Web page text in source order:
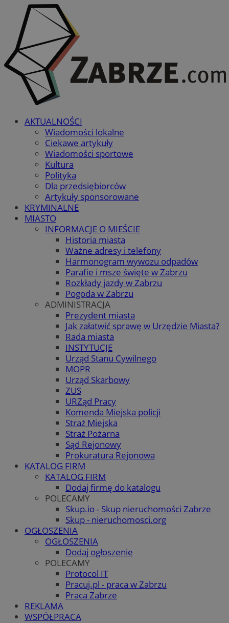
AKTUALNOŚCI
Wiadomości lokalne
Ciekawe artykuły
Wiadomości sportowe
Kultura
Polityka
Dla przedsiębiorców
Artykuły sponsorowane
KRYMINALNE
MIASTO
INFORMACJE O MIEŚCIE
Historia miasta
Ważne adresy i telefony
Harmonogram wywozu odpadów
Parafie i msze święte w Zabrzu
Rozkłady jazdy w Zabrzu
Pogoda w Zabrzu
ADMINISTRACJA
Prezydent miasta
Jak załatwić sprawę w Urzędzie Miasta?
Rada miasta
INSTYTUCJE
Urząd Stanu Cywilnego
MOPR
Urząd Skarbowy
ZUS
URZąd Pracy
Komenda Miejska policji
Straż Miejska
Straż Pożarna
Sąd Rejonowy
Prokuratura Rejonowa
KATALOG FIRM
KATALOG FIRM
Dodaj firmę do katalogu
POLECAMY
Skup.io - Skup nieruchomości Zabrze
Skup - nieruchomosci.org
OGŁOSZENIA
OGŁOSZENIA
Dodaj ogłoszenie
POLECAMY
Protocol IT
Pracuj.pl - praca w Zabrzu
Praca Zabrze
REKLAMA
WSPÓŁPRACA